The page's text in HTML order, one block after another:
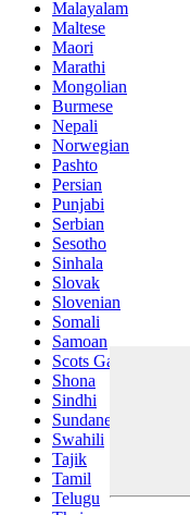
Malayalam
Maltese
Maori
Marathi
Mongolian
Burmese
Nepali
Norwegian
Pashto
Persian
Punjabi
Serbian
Sesotho
Sinhala
Slovak
Slovenian
Somali
Samoan
Scots Gaelic
Shona
Sindhi
Sundanese
Swahili
Tajik
Tamil
Telugu